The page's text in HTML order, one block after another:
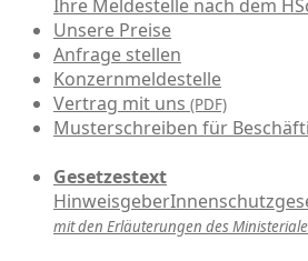
Ihre Meldestelle nach dem
Unsere Preise
Anfrage stellen
Konzernmeldestelle
Vertrag mit uns (PDF)
Musterschreiben für
Gesetzestext
mit den Erläuterungen des